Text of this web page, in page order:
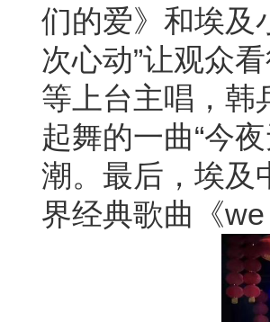
们的爱》和埃及
次心动”让观众
等上台主唱，韩
起舞的一曲“今
潮。最后，埃及
界经典歌曲《